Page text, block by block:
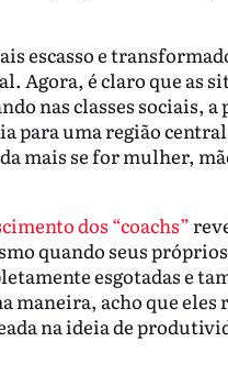
escasso e
Agora, é claro que as
nas classes sociais, a
para uma região
mais se for mulher,
dos “coachs”
quando seus
esgotadas e
acho que eles
na ideia de